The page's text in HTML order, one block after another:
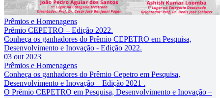
Prêmios e Homenagens
Prêmio CEPETRO – Edição 2022.
Conheça os ganhadores do Prêmio CEPETRO em Pesquisa,
Desenvolvimento e Inovação - Edição 2022.
03 out 2023
Prêmios e Homenagens
Conheça os ganhadores do Prêmio Cepetro em Pesquisa,
Desenvolvimento e Inovação – Edição 2021 .
O Prêmio CEPETRO em Pesquisa, Desenvolvimento e Inovação –